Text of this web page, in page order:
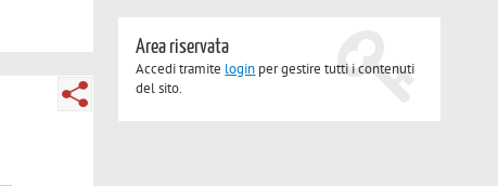
Area riservata
Accedi tramite login per gestire tutti i contenuti
del sito.